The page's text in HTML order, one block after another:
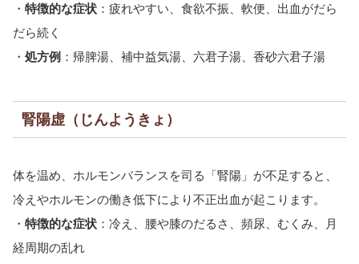
・ 特徴的な症状 ：疲れやすい、食欲不振、軟便、出血がだら
だら続く
・ 処方例 ：帰脾湯、補中益気湯、六君子湯、香砂六君子湯
腎陽虚（じんようきょ）
体を温め、ホルモンバランスを司る「腎陽」が不足すると、
冷えやホルモンの働き低下により不正出血が起こります。
・ 特徴的な症状 ：冷え、腰や膝のだるさ、頻尿、むくみ、月
経周期の乱れ